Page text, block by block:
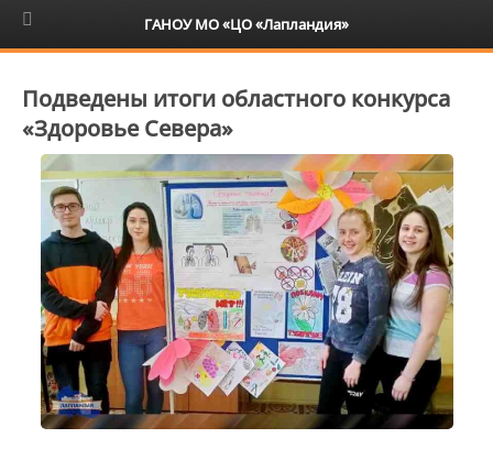
6+
Подведены итоги областного конкурса
«Здоровье Севера»
ГАНОУ МО «ЦО «Лапландия»